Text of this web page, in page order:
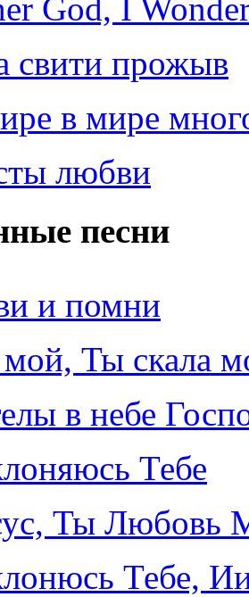
God, I
свити прожыв
в мире
любви
песни
и помни
Ты скала
в небе
Тебе
Ты Любовь
Тебе,